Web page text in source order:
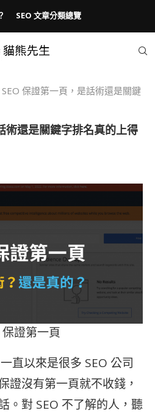
SEO 文章分類總覽
SEO 保證第一頁，是話術還是關鍵
術還是關鍵字排名真的上得
保證第一頁
一直以來是很多 SEO 公司
證沒有第一頁就不收錢，
。對 SEO 不了解的人，聽